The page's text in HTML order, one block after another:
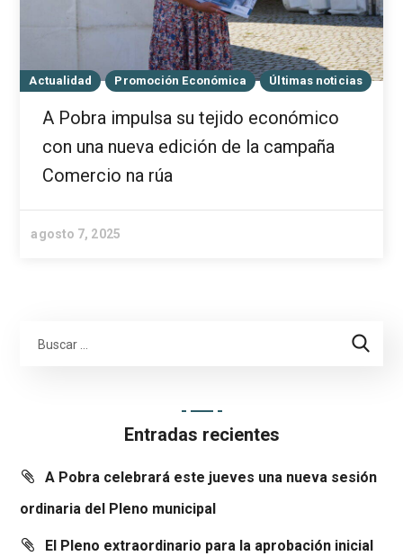
Actualidad Promoción Económica Últimas noticias
A Pobra impulsa su tejido económico
con una nueva edición de la campaña
Comercio na rúa
agosto 7, 2025
Entradas recientes
A Pobra celebrará este jueves una nueva sesión
ordinaria del Pleno municipal
El Pleno extraordinario para la aprobación inicial